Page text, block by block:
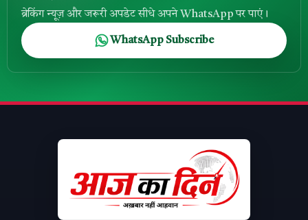
ब्रेकिंग न्यूज़ और जरूरी अपडेट सीधे अपने WhatsApp पर पाएं।
WhatsApp Subscribe